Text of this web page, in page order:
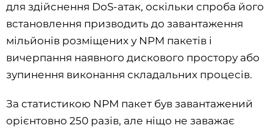
для здійснення DoS-атак, оскільки спроба його
встановлення призводить до завантаження
мільйонів розміщених у NPM пакетів і
вичерпання наявного дискового простору або
зупинення виконання складальних процесів.
За статистикою NPM пакет був завантажений
орієнтовно 250 разів, але ніщо не заважає